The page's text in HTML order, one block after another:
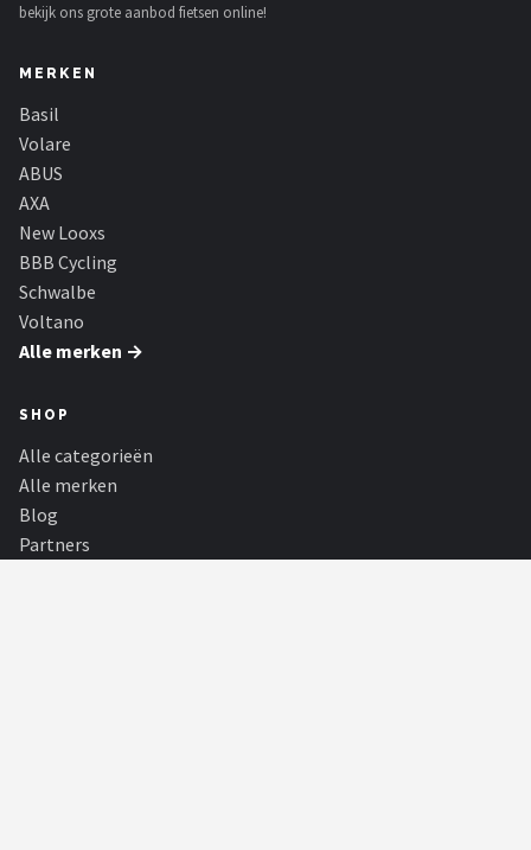
bekijk ons grote aanbod fietsen online!
MERKEN
Basil
Volare
ABUS
AXA
New Looxs
BBB Cycling
Schwalbe
Voltano
Alle merken →
SHOP
Alle categorieën
Alle merken
Blog
Partners